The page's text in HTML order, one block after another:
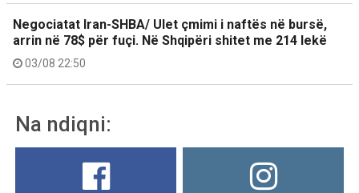
Negociatat Iran-SHBA/ Ulet çmimi i naftës në bursë,
arrin në 78$ për fuçi. Në Shqipëri shitet me 214 lekë
03/08 22:50
Na ndiqni: